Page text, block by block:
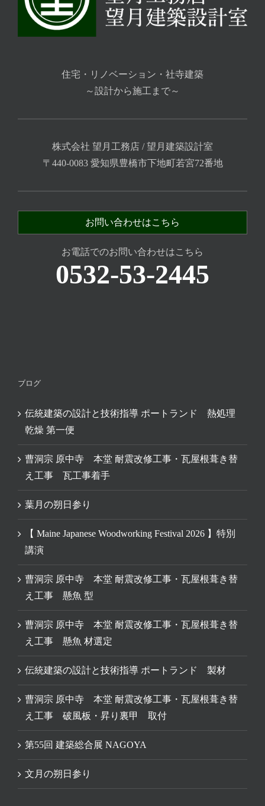
住宅・リノベーション・社寺建築
～設計から施工まで～
株式会社 望月工務店 / 望月建築設計室
〒440-0083 愛知県豊橋市下地町若宮72番地
お問い合わせはこちら
お電話でのお問い合わせはこちら
0532-53-2445
ブログ
伝統建築の設計と技術指導 ポートランド 熱処理
乾燥 第一便
曹洞宗 原中寺 本堂 耐震改修工事・瓦屋根葺き替
え工事 瓦工事着手
葉月の朔日参り
【 Maine Japanese Woodworking Festival 2026 】特別
講演
曹洞宗 原中寺 本堂 耐震改修工事・瓦屋根葺き替
え工事 懸魚 型
曹洞宗 原中寺 本堂 耐震改修工事・瓦屋根葺き替
え工事 懸魚 材選定
伝統建築の設計と技術指導 ポートランド 製材
曹洞宗 原中寺 本堂 耐震改修工事・瓦屋根葺き替
え工事 破風板・昇り裏甲 取付
第55回 建築総合展 NAGOYA
文月の朔日参り